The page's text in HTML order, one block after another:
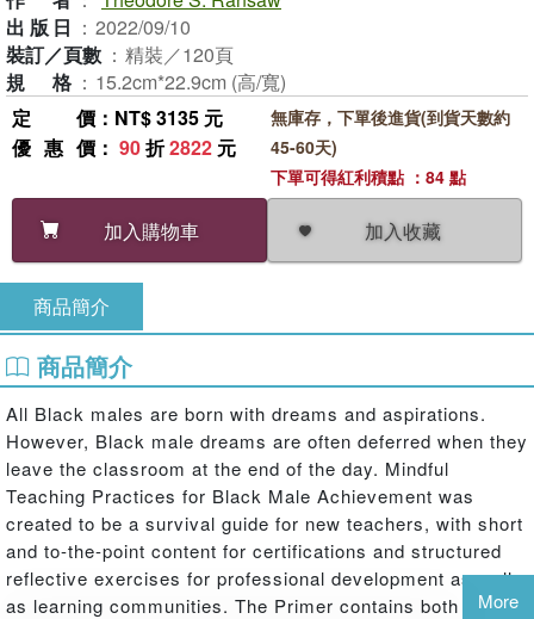
出版日 ： 2022/09/10
裝訂／頁數 ： 精裝／120頁
規格 ： 15.2cm*22.9cm (高/寬)
定價 ：NT$ 3135 元
優惠價 ： 90折2822 元
加入購物車 加入收藏
無庫存，下單後進貨(到貨天數約
45-60天)
下單可得紅利積點 ：84 點
商品簡介
商品簡介
All Black males are born with dreams and aspirations.
However, Black male dreams are often deferred when they
leave the classroom at the end of the day. Mindful
Teaching Practices for Black Male Achievement was
created to be a survival guide for new teachers, with short
and to-the-point content for certifications and structured
reflective exercises for professional development as well
as learning communities. The Primer contains both
More